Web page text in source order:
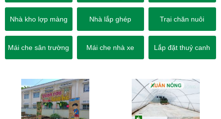
Nhà kho lợp màng Nhà lắp ghép Trại chăn nuôi
Mái che sân trường Mái che nhà xe Lắp đặt thuỷ canh